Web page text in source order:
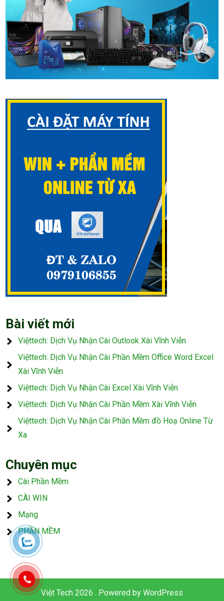
Bài viết mới
Việttech: Dịch Vụ Nhận Cài Outlook Xài Vĩnh Viễn
Việttech: Dịch Vụ Nhận Cài Phần Mềm Office Word Excel
Xài Vĩnh Viễn
Việttech: Dịch Vụ Nhận Cài Excel Xài Vĩnh Viễn
Việttech: Dịch Vụ Nhận Cài Phần Mềm Xài Vĩnh Viễn
Việttech: Dịch Vụ Nhận Cài Phần Mềm đồ Hoạ Online Từ
Xa
Chuyên mục
Cài Phần Mềm
CÀI WIN
Mạng
PHẦN MỀM
Việt Tech 2026 . Powered by WordPress